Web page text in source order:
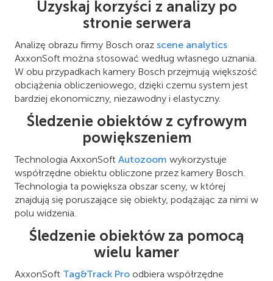
Uzyskaj korzyści z analizy po
stronie serwera
Analizę obrazu firmy Bosch oraz scene analytics
AxxonSoft można stosować według własnego uznania.
W obu przypadkach kamery Bosch przejmują większość
obciążenia obliczeniowego, dzięki czemu system jest
bardziej ekonomiczny, niezawodny i elastyczny.
Śledzenie obiektów z cyfrowym
powiększeniem
Technologia AxxonSoft Autozoom wykorzystuje
współrzędne obiektu obliczone przez kamery Bosch.
Technologia ta powiększa obszar sceny, w której
znajdują się poruszające się obiekty, podążając za nimi w
polu widzenia.
Śledzenie obiektów za pomocą
wielu kamer
AxxonSoft Tag&Track Pro odbiera współrzędne